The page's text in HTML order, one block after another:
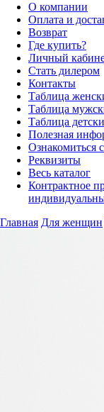
О компании
Оплата и
Возврат
Где купить?
Личный
Стать дилером
Контакты
Таблица
Таблица
Таблица
Полезная
Ознакомиться
Реквизиты
Весь каталог
Контрактное
Главная Для женщин